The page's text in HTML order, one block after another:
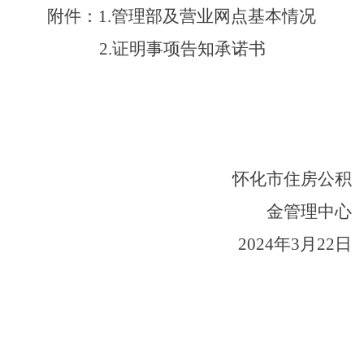
附件： 1.管理部及营业网点基本情况
2.证明事项告知承诺书
怀化市住房公积
金管理中心
2024年3月 22 日